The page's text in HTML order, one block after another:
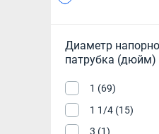
Диаметр
патрубка (дюйм)
1 (69)
1 1/4 (15)
3 (1)